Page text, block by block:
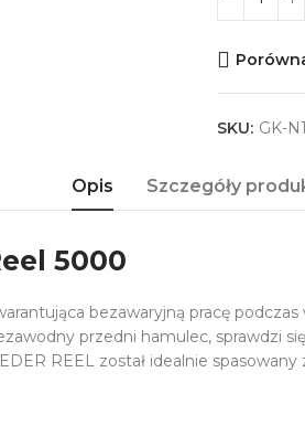
SKU: GK-
Opis Szczegóły
5000
bezawaryjną pracę
przedni hamulec, sprawdzi
REEL został idealnie spasowany